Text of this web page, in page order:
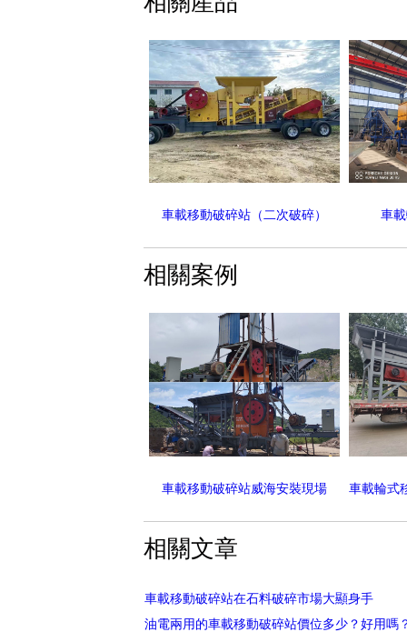
車載移動破碎站（二次破碎） 車
相關案例
車載移動破碎站威海安裝現場
相關文章
車載移動破碎站在石料破碎市場大顯身手
油電兩用的車載移動破碎站價位多少？好用嗎